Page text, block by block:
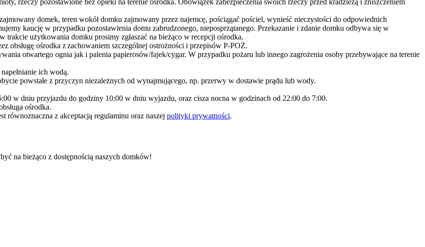
domek, teren wokół domku zajmowany przez najemcę, pościągać pościel, wynieść nieczystości do odpowiednich
kaucję w przypadku pozostawienia domu zabrudzonego, nieposprzątanego. Przekazanie i zdanie domku odbywa się w
użytkowania domku prosimy zgłaszać na bieżąco w recepcji ośrodka.
ośrodka z zachowaniem szczególnej ostrożności i przepisów P-POŻ.
otwartego ognia jak i palenia papierosów/fajek/cygar. W przypadku pożaru lub innego zagrożenia osoby przebywające na terenie
ich wodą.
powstałe z przyczyn niezależnych od wynajmującego, np. przerwy w dostawie prądu lub wody.
w dniu przyjazdu do godziny 10:00 w dniu wyjazdu, oraz cisza nocna w godzinach od 22:00 do 7:00.
ośrodka.
równoznaczna z akceptacją regulaminu oraz naszej polityki prywatności.
na bieżąco z dostępnością naszych domków!